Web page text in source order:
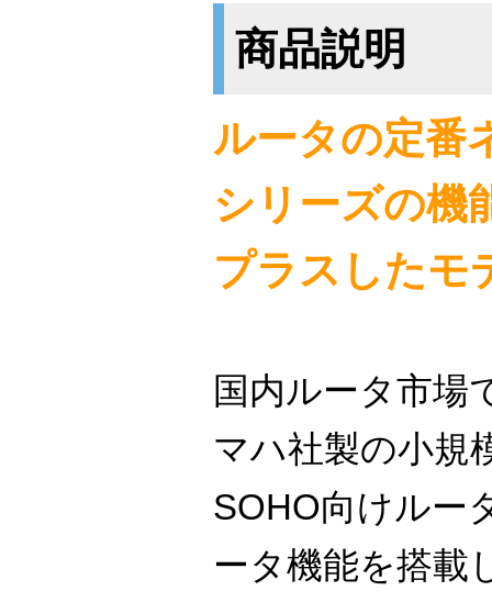
商品説明
ルータの定番
シリーズの機
プラスしたモ
国内ルータ市場
マハ社製の小規
SOHO向けルー
ータ機能を搭載